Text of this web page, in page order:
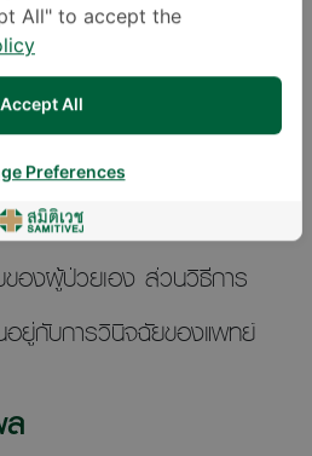
รอยด์ที่โตออกไป เพราะมี
ทานยาแล้วก้อนไทรอยด์ไม่ยุบ
ทรอยด์นั้นอาจกลายเป็นมะเร็ง
ไม่มากก็ตาม หรือในบางกรณีก็
องผู้ป่วยเอง ส่วนวิธีการ
อยู่กับการวินิจฉัยของแพทย์
All" to accept the
Accept All
Preferences